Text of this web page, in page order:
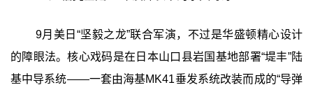
9月美日“坚毅之龙”联合军演，不过是华盛顿精心设计
的障眼法。核心戏码是在日本山口县岩国基地部署“堤丰”陆
基中导系统——一套由海基MK41垂发系统改装而成的“导弹